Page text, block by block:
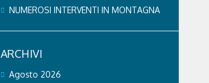
NUMEROSI INTERVENTI IN MONTAGNA
ARCHIVI
Agosto 2026